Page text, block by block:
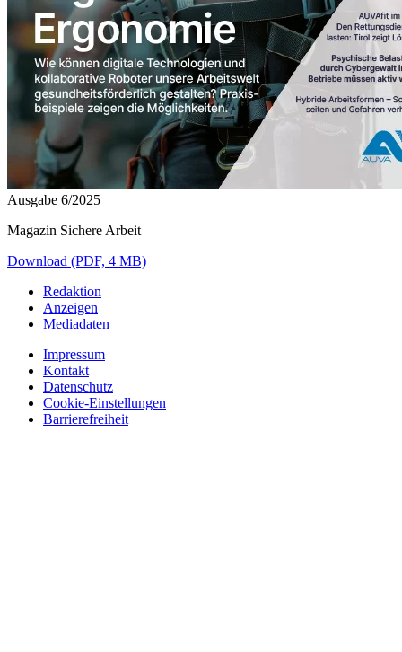
Ausgabe 6/2025
Magazin Sichere Arbeit
Download (PDF, 4 MB)
Redaktion
Anzeigen
Mediadaten
Impressum
Kontakt
Datenschutz
Cookie-Einstellungen
Barrierefreiheit